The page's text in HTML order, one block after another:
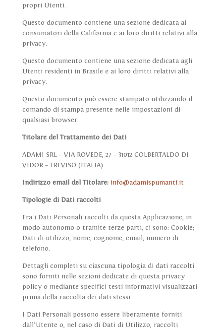
propri Utenti.
Questo documento contiene una sezione dedicata ai
consumatori della California e ai loro diritti relativi alla
privacy.
Questo documento contiene una sezione dedicata agli
Utenti residenti in Brasile e ai loro diritti relativi alla
privacy.
Questo documento può essere stampato utilizzando il
comando di stampa presente nelle impostazioni di
qualsiasi browser.
Titolare del Trattamento dei Dati
ADAMI SRL – VIA ROVEDE, 27 – 31012 COLBERTALDO DI
VIDOR – TREVISO (ITALIA)
Indirizzo email del Titolare: info@adamispumanti.it
Tipologie di Dati raccolti
Fra i Dati Personali raccolti da questa Applicazione, in
modo autonomo o tramite terze parti, ci sono: Cookie;
Dati di utilizzo; nome; cognome; email; numero di
telefono.
Dettagli completi su ciascuna tipologia di dati raccolti
sono forniti nelle sezioni dedicate di questa privacy
policy o mediante specifici testi informativi visualizzati
prima della raccolta dei dati stessi.
I Dati Personali possono essere liberamente forniti
dall’Utente o, nel caso di Dati di Utilizzo, raccolti